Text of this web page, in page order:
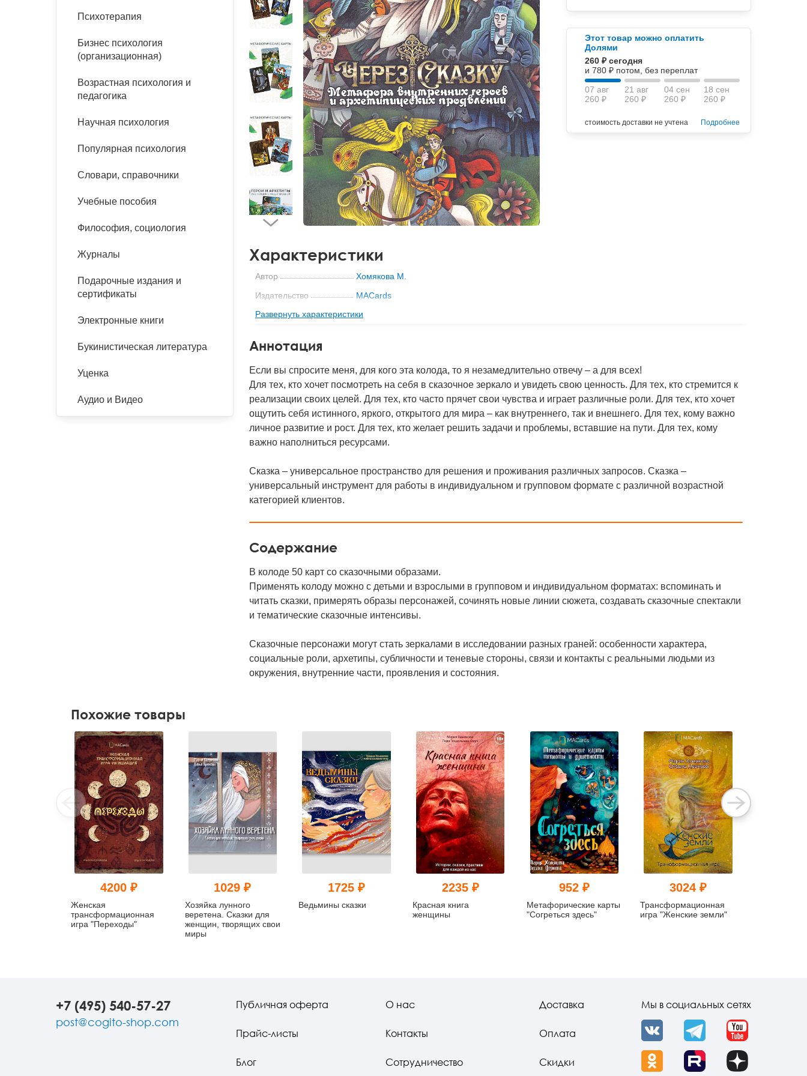
Расстройства пищевого
Тревожные расстройства,
Песочная терапия
Психодрама
Сказкотерапия
Другие направления
психотерапии
Классический, эриксоновский
Психология труда и
Психофизиология
Социальная психология
Социальная и
Учебная литература
Классический и юнгианский
Этот товар можно оплатить
Долями
260 ₽ сегодня
и 780 ₽ потом, без переплат
07 авг
260 ₽
21 авг
260 ₽
04 сен
260 ₽
18 сен
260 ₽
стоимость доставки не учтена Подробнее
Характеристики
Автор
Хомякова М.
Издательство
MACards
Формат книги
146x101x37 мм
Тип обложки
Кол-во стр
50
Год
2023
ISBN
978-5-6049162-9-2
Код
51400
Развернуть характеристики
Аннотация
Если вы спросите меня, для кого эта колода, то я незамедлительно отвечу – а для всех!
Для тех, кто хочет посмотреть на себя в сказочное зеркало и увидеть свою ценность. Для тех, кто стремится к
реализации своих целей. Для тех, кто часто прячет свои чувства и играет различные роли. Для тех, кто хочет
ощутить себя истинного, яркого, открытого для мира – как внутреннего, так и внешнего. Для тех, кому важно
личное развитие и рост. Для тех, кто желает решить задачи и проблемы, вставшие на пути. Для тех, кому
важно наполниться ресурсами.
Сказка – универсальное пространство для решения и проживания различных запросов. Сказка –
универсальный инструмент для работы в индивидуальном и групповом формате с различной возрастной
категорией клиентов.
Содержание
В колоде 50 карт со сказочными образами.
Применять колоду можно с детьми и взрослыми в групповом и индивидуальном форматах: вспоминать и
читать сказки, примерять образы персонажей, сочинять новые линии сюжета, создавать сказочные спектакли
и тематические сказочные интенсивы.
Сказочные персонажи могут стать зеркалами в исследовании разных граней: особенности характера,
социальные роли, архетипы, субличности и теневые стороны, связи и контакты с реальными людьми из
окружения, внутренние части, проявления и состояния.
Психотерапия
Бизнес психология
(организационная)
Возрастная психология и
педагогика
Научная психология
Популярная психология
Словари, справочники
Учебные пособия
Философия, социология
Журналы
Подарочные издания и
сертификаты
Электронные книги
Букинистическая литература
Уценка
Аудио и Видео
Похожие товары
4200 ₽
Женская
трансформационная
игра "Переходы"
1029 ₽
Хозяйка лунного
веретена. Сказки для
женщин, творящих свои
миры
1725 ₽
Ведьмины сказки
2235 ₽
Красная книга
женщины
952 ₽
Метафорические карты
"Согреться здесь"
3024 ₽
Трансформационная
игра "Женские земли"
+7 (495) 540-57-27
post@cogito-shop.com
Публичная оферта
Прайс-листы
Блог
О нас
Контакты
Сотрудничество
Доставка
Оплата
Скидки
Мы в социальных сетях
VK Telegram YouTube
OK Rutube Dzen